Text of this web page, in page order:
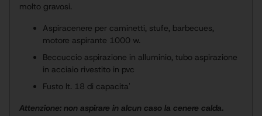
molto gravosi.
Aspiracenere per caminetti, stufe, barbecues,
motore aspirante 1000 w.
Beccuccio aspirazione in alluminio, tubo aspirazione
in acciaio rivestito in pvc
Fusto lt. 18 di capacita'
Attenzione: non aspirare in alcun caso la cenere calda.